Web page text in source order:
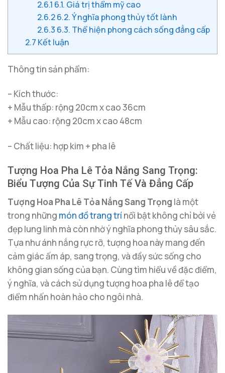
2.6.1 6.1. Giá trị thẩm mỹ cao
2.6.26.2. Ý nghĩa phong thủy tốt lành
2.6.3 6.3. Thể hiện phong cách sống đẳng cấp
2.7 Kết luận
Thông tin sản phẩm:
– Kích thước:
+ Mẫu thấp: rộng 20cm x cao 36cm
+ Mẫu cao: rộng 20cm x cao 48cm
– Chất liệu: hợp kim + pha lê
Tượng Hoa Pha Lê Tỏa Nắng Sang Trọng:
Biểu Tượng Của Sự Tinh Tế Và Đẳng Cấp
Tượng Hoa Pha Lê Tỏa Nắng Sang Trọng là một
trong những món đồ trang trínổi bật không chỉ bởi vẻ
đẹp lung linh mà còn nhờ ý nghĩa phong thủy sâu sắc.
Tựa như ánh nắng rực rỡ, tượng hoa này mang đến
cảm giác ấm áp, sang trọng, và đầy sức sống cho
không gian sống của bạn. Cùng tìm hiểu về đặc điểm,
ý nghĩa, và cách sử dụng tượng hoa pha lê để tạo
điểm nhấn hoàn hảo cho ngôi nhà.